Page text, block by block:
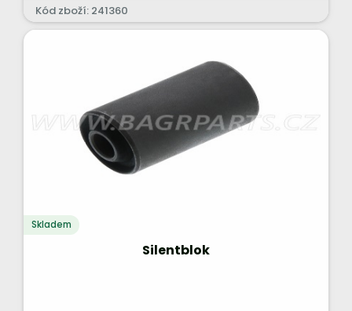
Kód zboží: 241360
Skladem
Silentblok